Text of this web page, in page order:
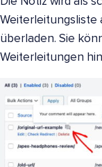
Weiterleitungsliste
überladen. Sie
Weiterleitungen